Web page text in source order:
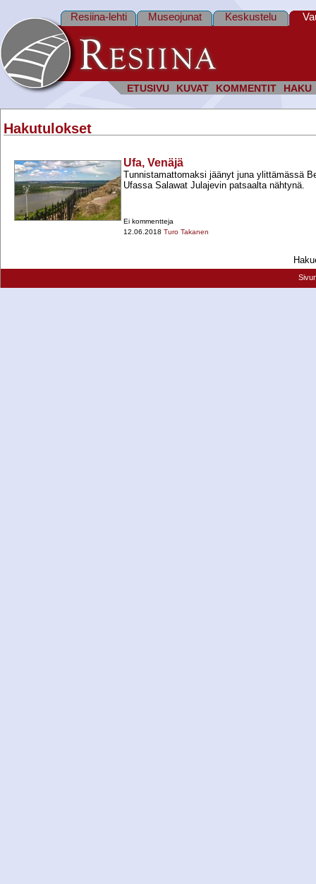
ETUSIVU KUVAT KOMMENTIT HAKU
Resiina-lehti Museojunat Keskustelu
Hakutulokset
Ufa, Venäjä
Tunnistamattomaksi jäänyt juna ylittämässä
Ufassa Salawat Julajevin patsaalta nähtynä.
Ei kommentteja
12.06.2018 Turo Takanen